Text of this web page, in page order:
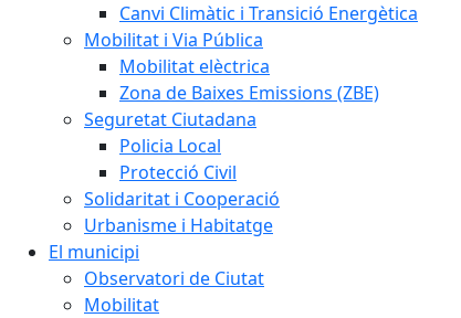
Canvi Climàtic i Transició Energètica
Mobilitat i Via Pública
Mobilitat elèctrica
Zona de Baixes Emissions (ZBE)
Seguretat Ciutadana
Policia Local
Protecció Civil
Solidaritat i Cooperació
Urbanisme i Habitatge
El municipi
Observatori de Ciutat
Mobilitat